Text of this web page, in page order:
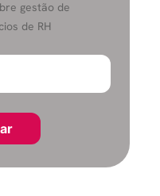
gestão de
de RH